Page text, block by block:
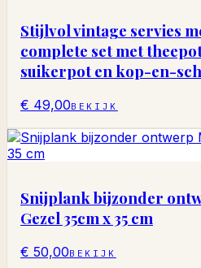
Stijlvol vintage servies
complete set met
suikerpot en kop-en-
€ 49,00BEKIJK
Snijplank bijzonder
Gezel 35cm x 35 cm
€ 50,00BEKIJK